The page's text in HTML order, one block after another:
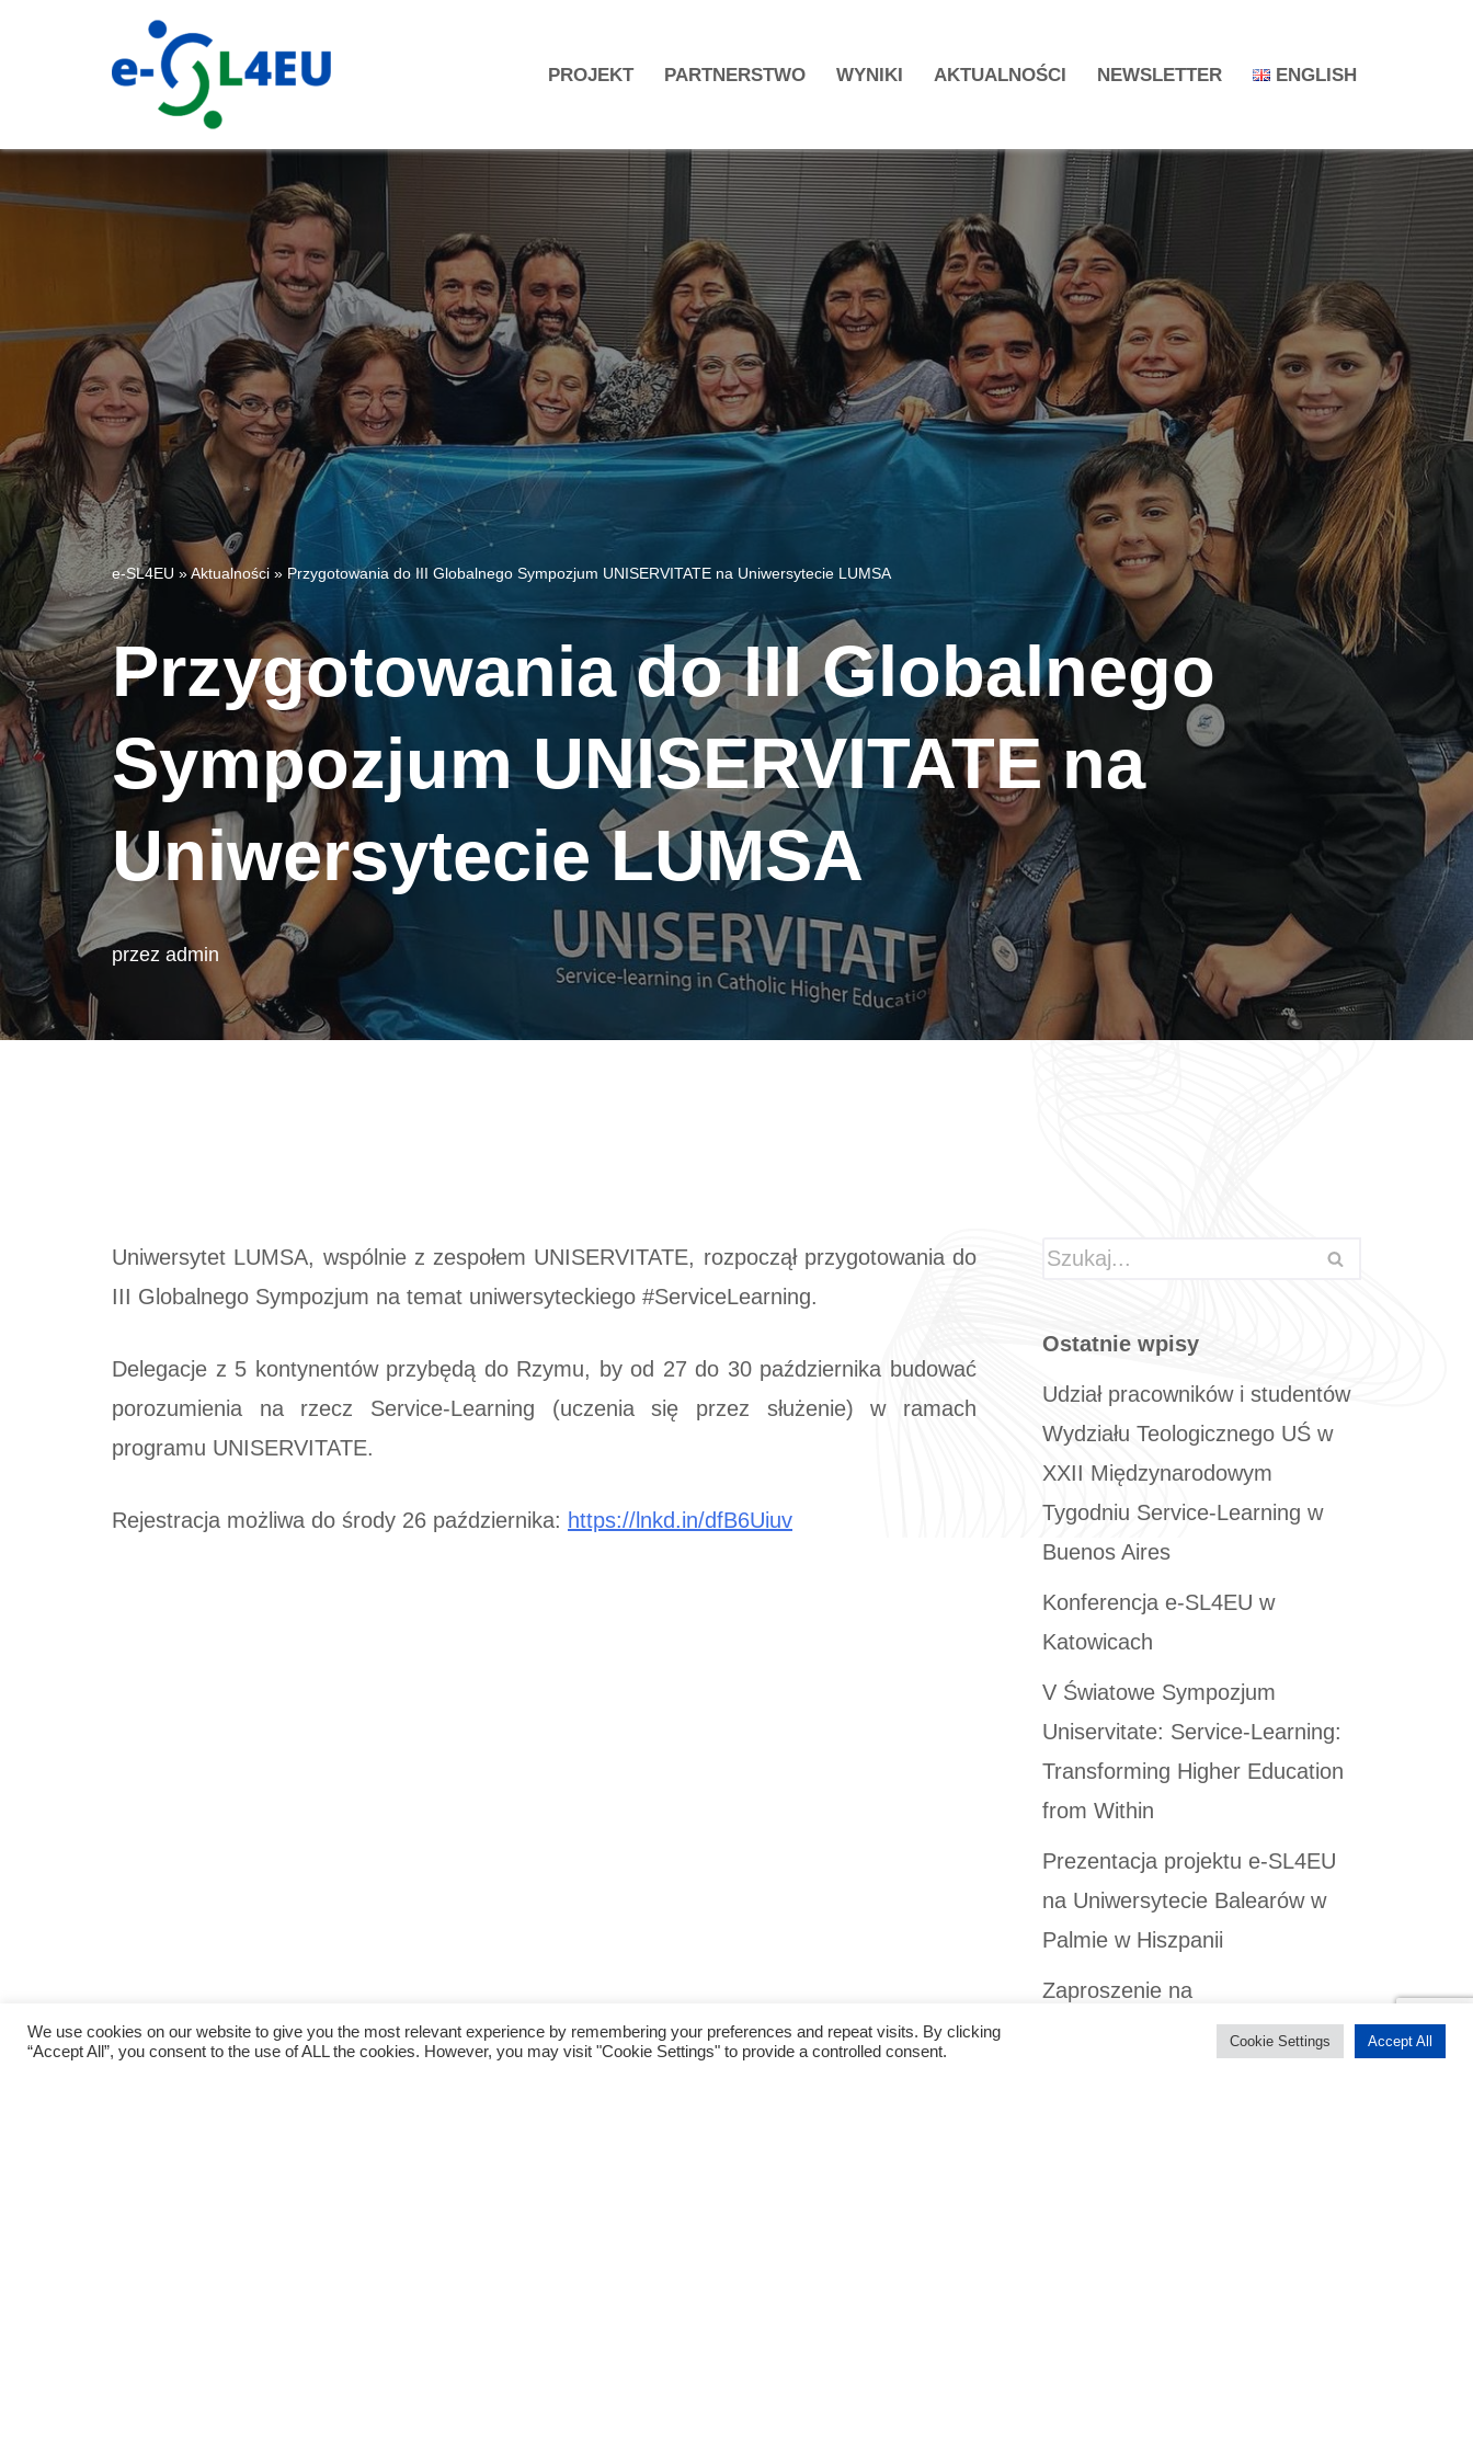
treści
PROJEKT PARTNERSTWO WYNIKI AKTUALNOŚCI NEWSLETTER ENGLISH
e-SL4EU »Aktualności » Przygotowania do III Globalnego Sympozjum UNISERVITATE na Uniwersytecie LUMSA
Przygotowania do III Globalnego
Sympozjum UNISERVITATE na
Uniwersytecie LUMSA
przez admin
Uniwersytet LUMSA, wspólnie z zespołem UNISERVITATE, rozpoczął przygotowania do
III Globalnego Sympozjum na temat uniwersyteckiego #ServiceLearning.
Delegacje z 5 kontynentów przybędą do Rzymu, by od 27 do 30 października budować
porozumienia na rzecz Service-Learning (uczenia się przez służenie) w ramach
programu UNISERVITATE.
Rejestracja możliwa do środy 26 października: https://lnkd.in/dfB6Uiuv
Ostatnie wpisy
Udział pracowników i studentów
Wydziału Teologicznego UŚ w
XXII Międzynarodowym
Tygodniu Service-Learning w
Buenos Aires
Konferencja e-SL4EU w
Katowicach
V Światowe Sympozjum
Uniservitate: Service-Learning:
Transforming Higher Education
from Within
Prezentacja projektu e-SL4EU
na Uniwersytecie Balearów w
Palmie w Hiszpanii
Zaproszenie na
Międzynarodową Konferencję e-
We use cookies on our website to give you the most relevant experience by remembering your preferences and repeat visits. By clicking
“Accept All”, you consent to the use of ALL the cookies. However, you may visit "Cookie Settings" to provide a controlled consent.
Cookie Settings Accept All